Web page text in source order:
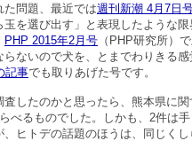
た問題、最近では週刊新潮 4月7日
を選び出す」と表現したような
PHP 2015年2月号 （PHP研究所）
ないので犬を、とまでわりきる
記事でも取りあげた号です。
したのかと思ったら、熊本県に
べるものでした。しかも、2件は
ヒトデの話題のほうは、同じく